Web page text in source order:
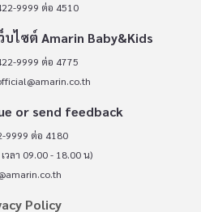
9999 ต่อ 4510
ไซต์ Amarin Baby&Kids
9999 ต่อ 4775
or send feedback
9999 ต่อ 4180
วลา 09.00 - 18.00 น)
Policy